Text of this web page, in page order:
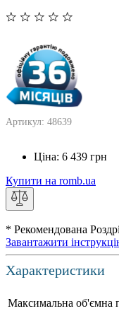
Артикул: 48639
Ціна: 6 439 грн
Купити на romb.ua
* Рекомендована
Завантажити
Характеристики
Максимальна об'ємна